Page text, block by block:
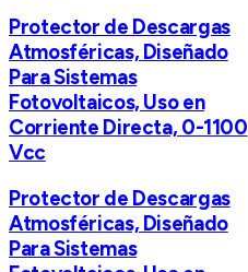
Protector de Descargas
Atmosféricas, Diseñado
Para Sistemas
Fotovoltaicos, Uso en
Corriente Directa, 0-1100
Vcc
Protector de Descargas
Atmosféricas, Diseñado
Para Sistemas